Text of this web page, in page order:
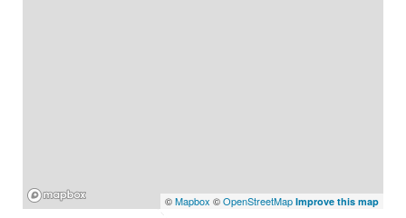
©Mapbox ©OpenStreetMap Improve this map